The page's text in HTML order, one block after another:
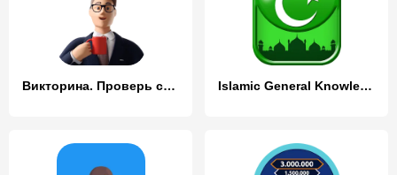
Викторина. Проверь свои знания Islamic General Knowledge Quiz